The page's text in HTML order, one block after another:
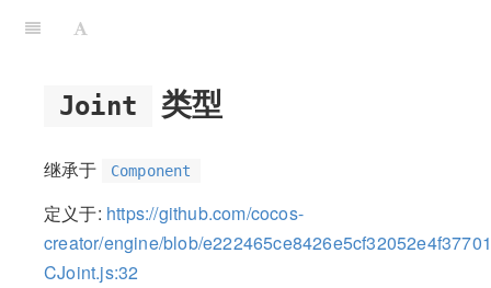
Joint 类型
继承于 Component
定义于: https://github.com/cocos-
creator/engine/blob/
CJoint.js:32